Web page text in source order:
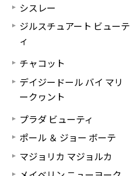
シスレー
ジルスチュアート ビューテ
ィ
チャコット
デイジードール バイ マリ
ークヮント
プラダ ビューティ
ポール ＆ ジョー ボーテ
マジョリカ マジョルカ